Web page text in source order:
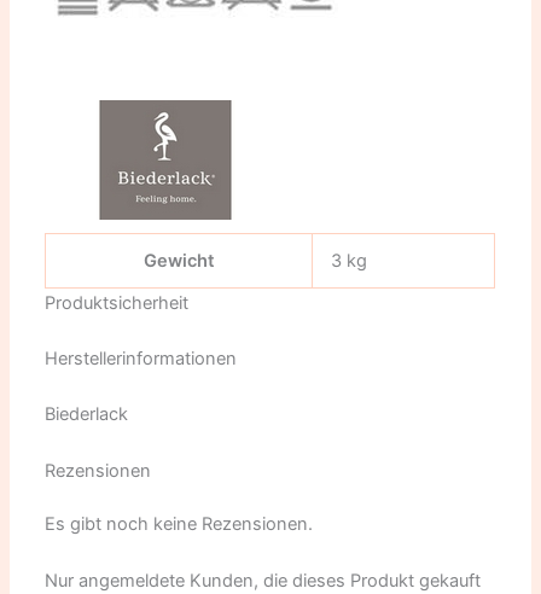
Gewicht
3 kg
Produktsicherheit
Herstellerinformationen
Biederlack
Rezensionen
Es gibt noch keine Rezensionen.
Nur angemeldete Kunden, die dieses Produkt gekauft